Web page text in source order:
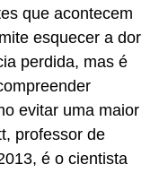
que acontecem
esquecer a dor
perdida, mas é
evitar uma maior
professor de
é o cientista